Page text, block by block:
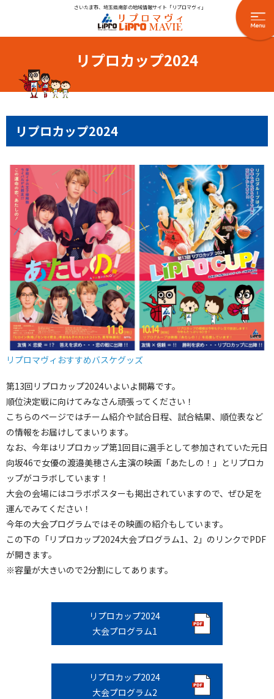
さいたま市、埼玉県南部の地域情報サイト「リプロマヴィ」
リプロカップ2024
リプロカップ2024
リプロマヴィおすすめバスケグッズ
第13回リプロカップ2024いよいよ開幕です。
順位決定戦に向けてみなさん頑張ってください！
こちらのページではチーム紹介や試合日程、試合結果、順位表など
の情報をお届けしてまいります。
なお、今年はリプロカップ第1回目に選手として参加されていた元日
向坂46で女優の渡邉美穂さん主演の映画「あたしの！」とリプロカ
ップがコラボしています！
大会の会場にはコラボポスターも掲出されていますので、ぜひ足を
運んでみてください！
今年の大会プログラムではその映画の紹介もしています。
この下の「リプロカップ2024大会プログラム1、2」のリンクでPDF
が開きます。
※容量が大きいので2分割にしてあります。
リプロカップ2024
大会プログラム1
リプロカップ2024
大会プログラム2